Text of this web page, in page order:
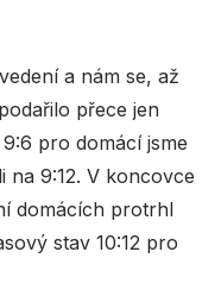
a nám se, až
přece jen
pro domácí jsme
na 9:12. V koncovce
domácích protrhl
stav 10:12 pro